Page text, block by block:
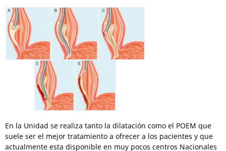
En la Unidad se realiza tanto la dilatación como el POEM que
suele ser el mejor tratamiento a ofrecer a los pacientes y que
actualmente esta disponible en muy pocos centros Nacionales